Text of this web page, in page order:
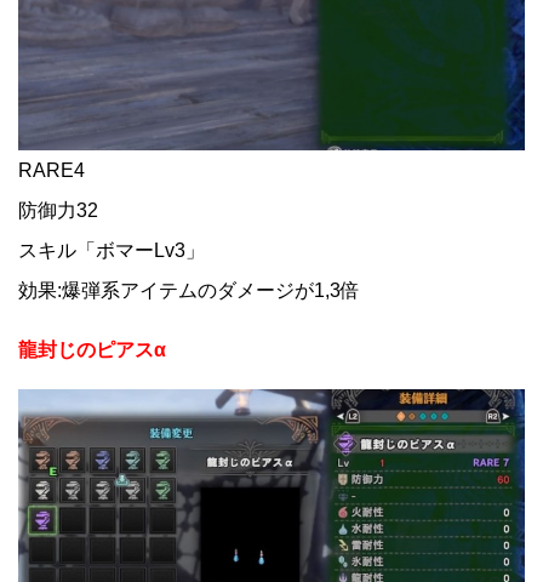
RARE4
防御力32
スキル「ボマーLv3」
効果:爆弾系アイテムのダメージが1,3倍
龍封じのピアスα